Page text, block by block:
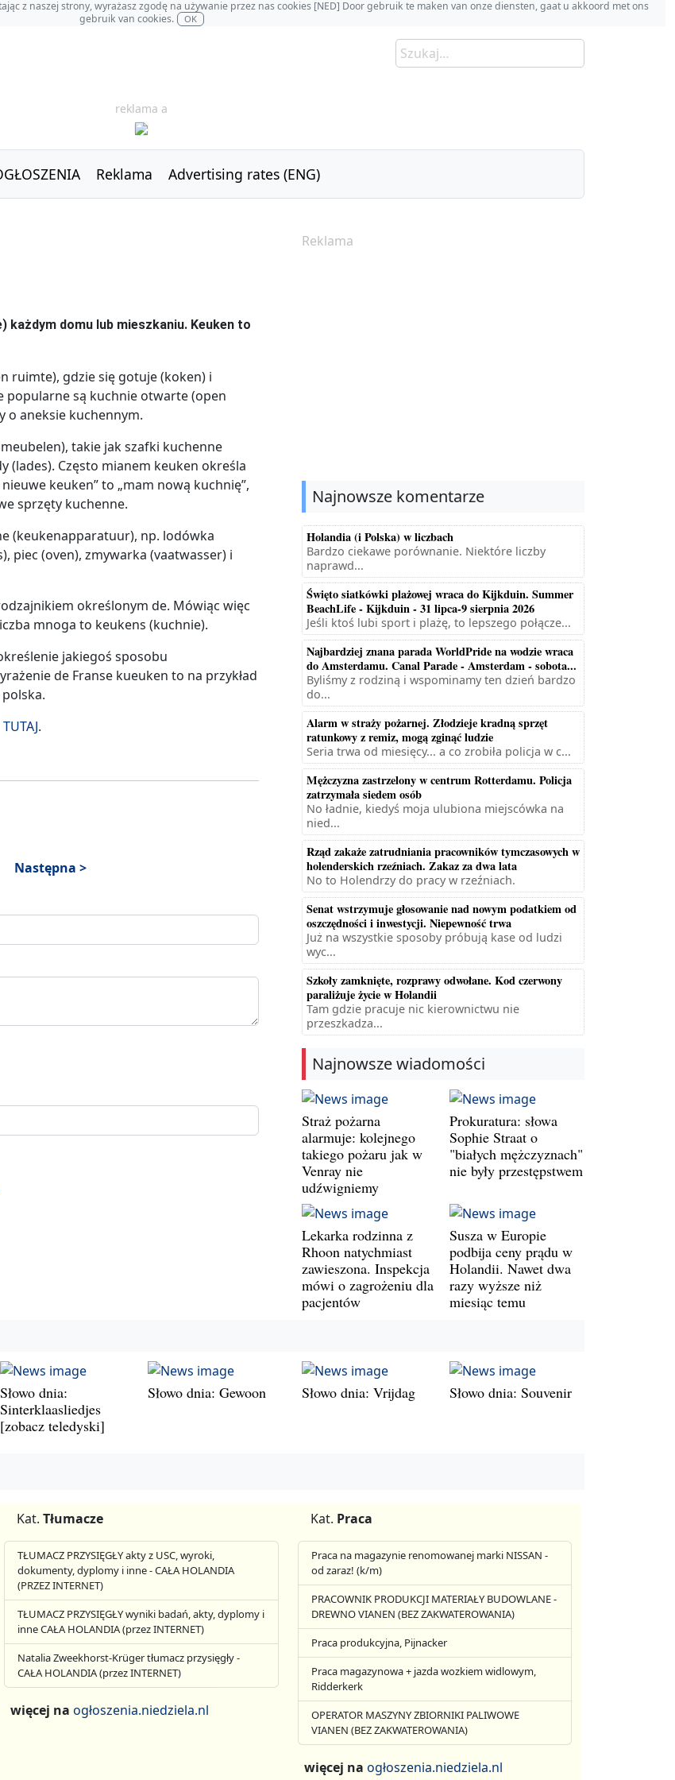
z naszej strony, wyrażasz zgodę na używanie przez nas cookies [NED] Door gebruik te maken van onze diensten, gaat u akkoord met ons
gebruik van cookies.
OK
reklama a
Reklama Advertising rates (ENG)
każdym domu lub mieszkaniu. Keuken to
ruimte), gdzie się gotuje (koken) i
popularne są kuchnie otwarte (open
o aneksie kuchennym.
takie jak szafki kuchenne
(lades). Często mianem keuken określa
keuken” to „mam nową kuchnię”,
sprzęty kuchenne.
(keukenapparatuur), np. lodówka
piec (oven), zmywarka (vaatwasser) i
określonym de. Mówiąc więc
mnoga to keukens (kuchnie).
jakiegoś sposobu
de Franse kueuken to na przykład
TUTAJ.
Następna >
Reklama
Najnowsze komentarze
Holandia (i Polska) w liczbach
Bardzo ciekawe porównanie. Niektóre liczby
naprawd...
Święto siatkówki plażowej wraca do Kijkduin. Summer
BeachLife - Kijkduin - 31 lipca-9 sierpnia 2026
Jeśli ktoś lubi sport i plażę, to lepszego połącze...
Najbardziej znana parada WorldPride na wodzie wraca
do Amsterdamu. Canal Parade - Amsterdam - sobota...
Byliśmy z rodziną i wspominamy ten dzień bardzo
do...
Alarm w straży pożarnej. Złodzieje kradną sprzęt
ratunkowy z remiz, mogą zginąć ludzie
Seria trwa od miesięcy... a co zrobiła policja w c...
Mężczyzna zastrzelony w centrum Rotterdamu. Policja
zatrzymała siedem osób
No ładnie, kiedyś moja ulubiona miejscówka na
nied...
Rząd zakaże zatrudniania pracowników tymczasowych w
holenderskich rzeźniach. Zakaz za dwa lata
No to Holendrzy do pracy w rzeźniach.
Senat wstrzymuje głosowanie nad nowym podatkiem od
oszczędności i inwestycji. Niepewność trwa
Już na wszystkie sposoby próbują kase od ludzi
wyc...
Szkoły zamknięte, rozprawy odwołane. Kod czerwony
paraliżuje życie w Holandii
Tam gdzie pracuje nic kierownictwu nie
przeszkadza...
Najnowsze wiadomości
Straż pożarna
alarmuje: kolejnego
takiego pożaru jak w
Venray nie
udźwigniemy
Prokuratura: słowa
Sophie Straat o
"białych mężczyznach"
nie były przestępstwem
Lekarka rodzinna z
Rhoon natychmiast
zawieszona. Inspekcja
mówi o zagrożeniu dla
pacjentów
Susza w Europie
podbija ceny prądu w
Holandii. Nawet dwa
razy wyższe niż
miesiąc temu
Słowo dnia:
Sinterklaasliedjes
[zobacz teledyski]
Słowo dnia: Gewoon Słowo dnia: Vrijdag Słowo dnia: Souvenir
Kat. Tłumacze
TŁUMACZ PRZYSIĘGŁY akty z USC, wyroki,
dokumenty, dyplomy i inne - CAŁA HOLANDIA
(PRZEZ INTERNET)
TŁUMACZ PRZYSIĘGŁY wyniki badań, akty, dyplomy i
inne CAŁA HOLANDIA (przez INTERNET)
Natalia Zweekhorst-Krüger tłumacz przysięgły -
CAŁA HOLANDIA (przez INTERNET)
więcej naogłoszenia.niedziela.nl
Kat. Praca
Praca na magazynie renomowanej marki NISSAN -
od zaraz! (k/m)
PRACOWNIK PRODUKCJI MATERIAŁY BUDOWLANE -
DREWNO VIANEN (BEZ ZAKWATEROWANIA)
Praca produkcyjna, Pijnacker
Praca magazynowa + jazda wozkiem widlowym,
Ridderkerk
OPERATOR MASZYNY ZBIORNIKI PALIWOWE
VIANEN (BEZ ZAKWATEROWANIA)
więcej na ogłoszenia.niedziela.nl